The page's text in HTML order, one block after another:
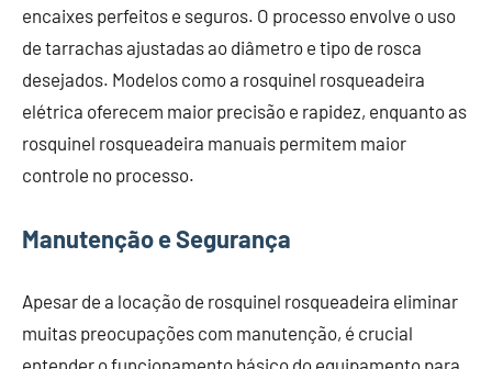
encaixes perfeitos e seguros. O processo envolve o uso
de tarrachas ajustadas ao diâmetro e tipo de rosca
desejados. Modelos como a rosquinel rosqueadeira
elétrica oferecem maior precisão e rapidez, enquanto as
rosquinel rosqueadeira manuais permitem maior
controle no processo.
Manutenção e Segurança
Apesar de a locação de rosquinel rosqueadeira eliminar
muitas preocupações com manutenção, é crucial